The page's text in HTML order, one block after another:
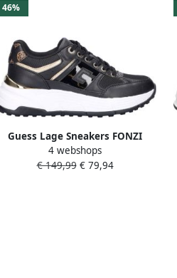
46%
Guess Lage Sneakers FONZI
FLTFON FAB12
4 webshops
€ 149,99€ 79,94